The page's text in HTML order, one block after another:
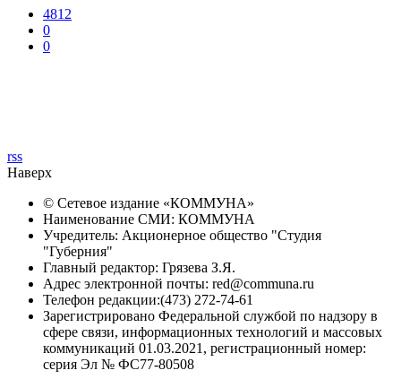
4812
0
0
rss
Наверх
© Сетевое издание «КОММУНА»
Наименование СМИ: КОММУНА
Учредитель: Акционерное общество "Студия
"Губерния"
Главный редактор: Грязева З.Я.
Адрес электронной почты: red@communa.ru
Телефон редакции:(473) 272-74-61
Зарегистрировано Федеральной службой по надзору в
сфере связи, информационных технологий и массовых
коммуникаций 01.03.2021, регистрационный номер:
серия Эл № ФС77-80508